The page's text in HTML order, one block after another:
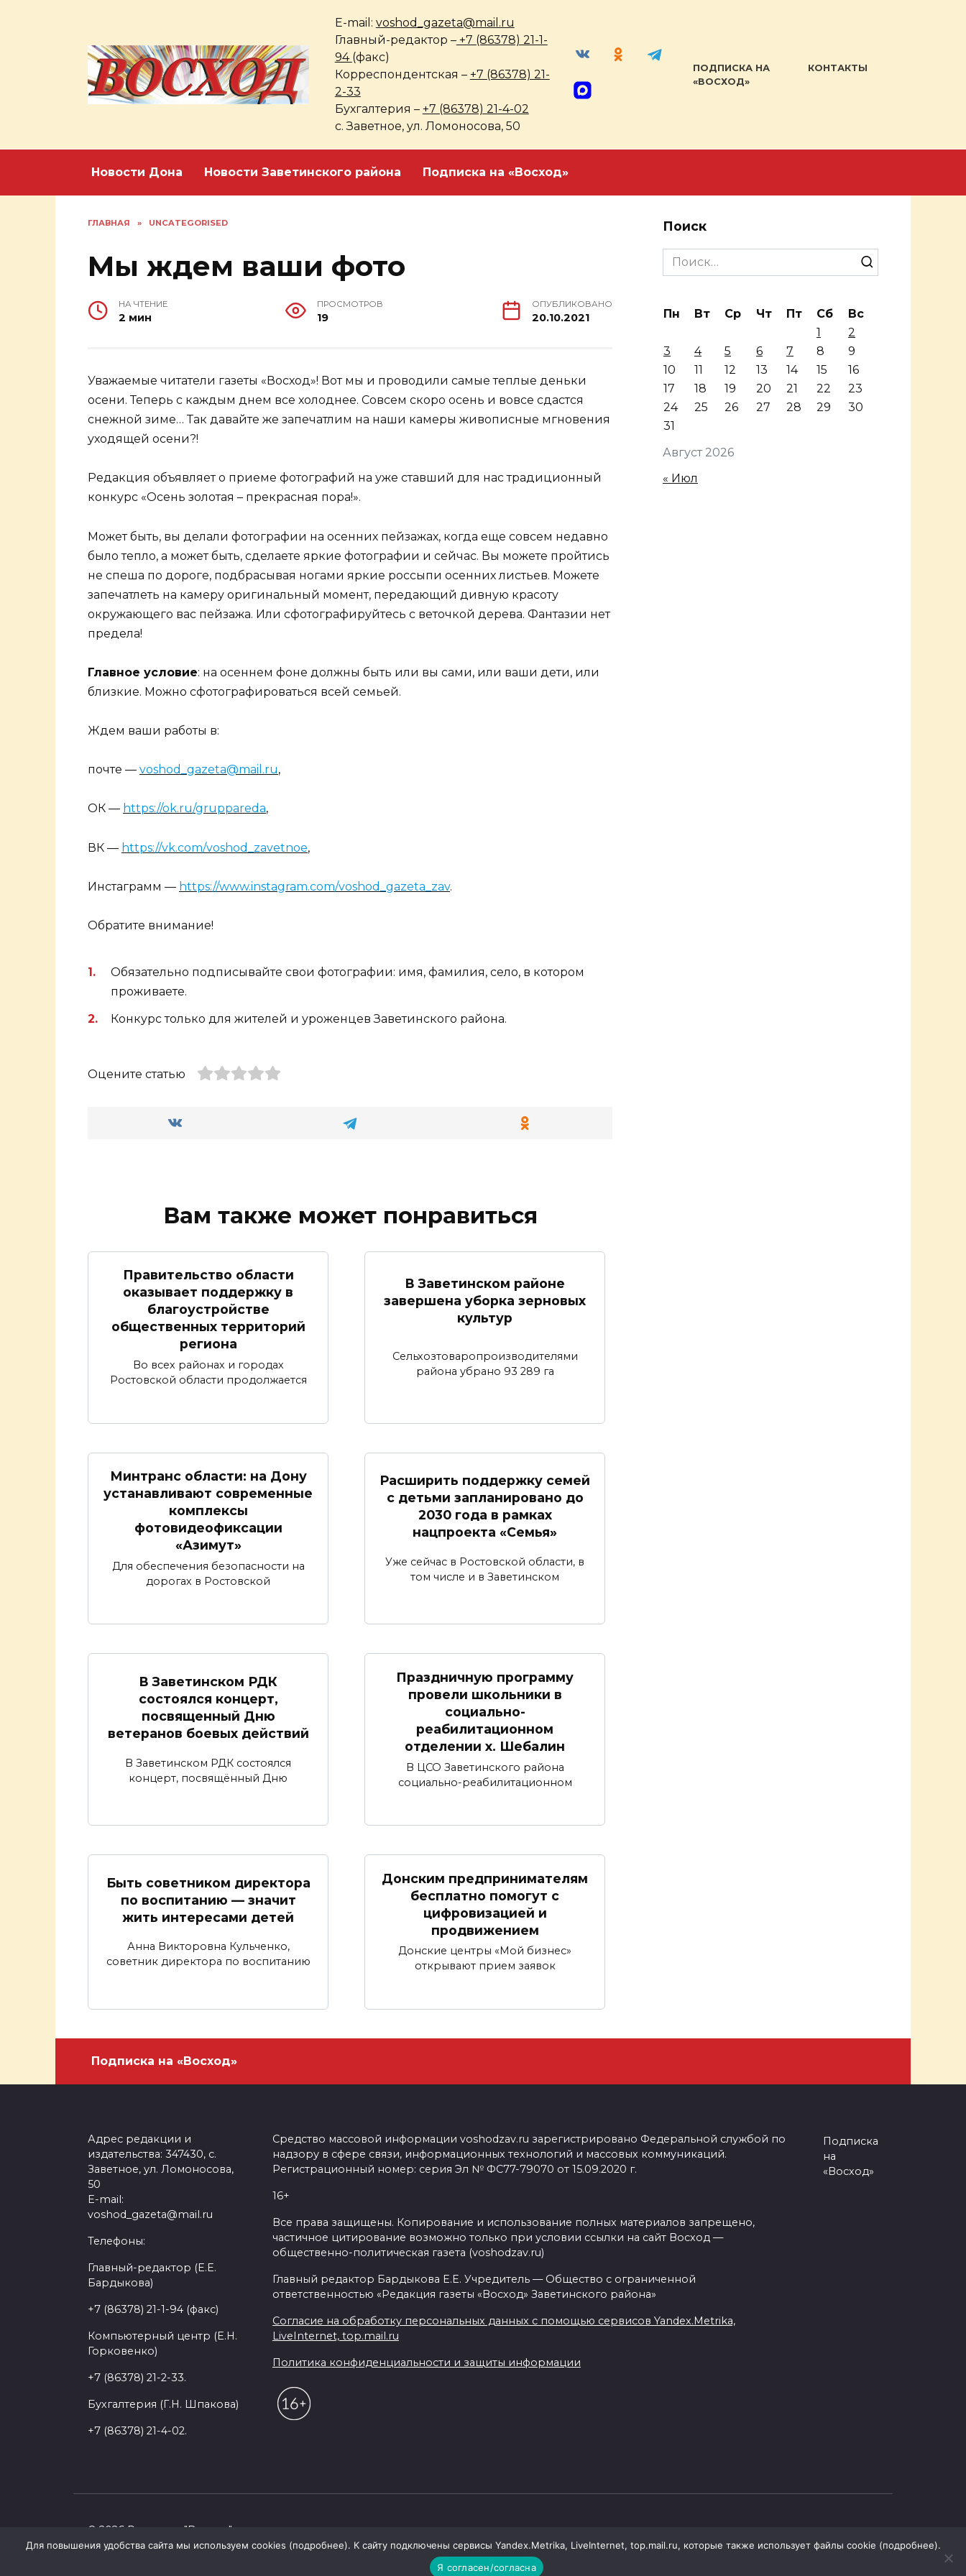
E-mail: voshod_gazeta@mail.ru
Главный-редактор –+7 (86378) 21-1-
94 (факс)
Корреспондентская – +7 (86378) 21-
2-33
Бухгалтерия – +7 (86378) 21-4-02
с. Заветное, ул. Ломоносова, 50
ПОДПИСКА НА
«ВОСХОД»
КОНТАКТЫ
Новости Дона Новости Заветинского района Подписка на «Восход»
ГЛАВНАЯ » UNCATEGORISED
Мы ждем ваши фото
НА ЧТЕНИЕ
2 мин
ПРОСМОТРОВ
19
ОПУБЛИКОВАНО
20.10.2021
Уважаемые читатели газеты «Восход»! Вот мы и проводили самые теплые деньки
осени. Теперь с каждым днем все холоднее. Совсем скоро осень и вовсе сдастся
снежной зиме… Так давайте же запечатлим на наши камеры живописные мгновения
уходящей осени?!
Редакция объявляет о приеме фотографий на уже ставший для нас традиционный
конкурс «Осень золотая – прекрасная пора!».
Может быть, вы делали фотографии на осенних пейзажах, когда еще совсем недавно
было тепло, а может быть, сделаете яркие фотографии и сейчас. Вы можете пройтись
не спеша по дороге, подбрасывая ногами яркие россыпи осенних листьев. Можете
запечатлеть на камеру оригинальный момент, передающий дивную красоту
окружающего вас пейзажа. Или сфотографируйтесь с веточкой дерева. Фантазии нет
предела!
Главное условие: на осеннем фоне должны быть или вы сами, или ваши дети, или
близкие. Можно сфотографироваться всей семьей.
Ждем ваши работы в:
почте — voshod_gazeta@mail.ru,
ОК — https://ok.ru/gruppareda,
ВК — https://vk.com/voshod_zavetnoe,
Инстаграмм — https://www.instagram.com/voshod_gazeta_zav.
Обратите внимание!
Обязательно подписывайте свои фотографии: имя, фамилия, село, в котором
проживаете.
Конкурс только для жителей и уроженцев Заветинского района.
Оцените статью
Вам также может понравиться
Правительство области
оказывает поддержку в
благоустройстве
общественных территорий
региона
Во всех районах и городах
Ростовской области продолжается
В Заветинском районе
завершена уборка зерновых
культур
Сельхозтоваропроизводителями
района убрано 93 289 га
Минтранс области: на Дону
устанавливают современные
комплексы
фотовидеофиксации
«Азимут»
Для обеспечения безопасности на
дорогах в Ростовской
Расширить поддержку семей
с детьми запланировано до
2030 года в рамках
нацпроекта «Семья»
Уже сейчас в Ростовской области, в
том числе и в Заветинском
В Заветинском РДК
состоялся концерт,
посвященный Дню
ветеранов боевых действий
В Заветинском РДК состоялся
концерт, посвящённый Дню
Праздничную программу
провели школьники в
социально-
реабилитационном
отделении х. Шебалин
В ЦСО Заветинского района
социально-реабилитационном
Быть советником директора
по воспитанию — значит
жить интересами детей
Анна Викторовна Кульченко,
советник директора по воспитанию
Донским предпринимателям
бесплатно помогут с
цифровизацией и
продвижением
Донские центры «Мой бизнес»
открывают прием заявок
Поиск
Search
for:
Август 2026
Пн Вт Ср Чт Пт Сб
Вс
1
2
3
4 5 6 7 8
9
10
11 12 13 14 15
16
17
18 19 20 21 22
23
24
25 26 27 28 29
30
31
« Июл
Подписка на «Восход»
Адрес редакции и
издательства: 347430, с.
Заветное, ул. Ломоносова,
50
E-mail:
voshod_gazeta@mail.ru
Телефоны:
Главный-редактор (Е.Е.
Бардыкова)
+7 (86378) 21-1-94 (факс)
Компьютерный центр (Е.Н.
Горковенко)
+7 (86378) 21-2-33.
Бухгалтерия (Г.Н. Шпакова)
+7 (86378) 21-4-02.
Средство массовой информации voshodzav.ru зарегистрировано Федеральной службой по
надзору в сфере связи, информационных технологий и массовых коммуникаций.
Регистрационный номер: серия Эл № ФС77-79070 от 15.09.2020 г.
16+
Все права защищены. Копирование и использование полных материалов запрещено,
частичное цитирование возможно только при условии ссылки на сайт Восход —
общественно-политическая газета (voshodzav.ru)
Главный редактор Бардыкова Е.Е. Учредитель — Общество с ограниченной
ответственностью «Редакция газеты «Восход» Заветинского района»
Согласие на обработку персональных данных с помощью сервисов Yandex.Metrika,
LiveInternet, top.mail.ru
Политика конфиденциальности и защиты информации
Подписка
на
«Восход»
© 2026 Редакция "Восход"
Для повышения удобства сайта мы используем cookies (подробнее). К сайту подключены сервисы Yandex.Metrika, LiveInternet, top.mail.ru, которые также использует файлы cookie (подробнее).
Я согласен/согласна